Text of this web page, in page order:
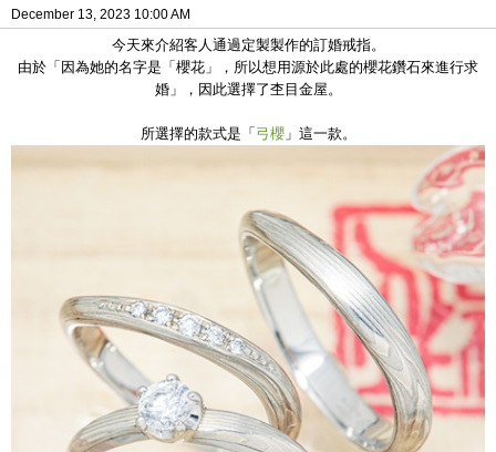
December 13, 2023 10:00 AM
今天來介紹客人通過定製製作的訂婚戒指。
由於「因為她的名字是「櫻花」，所以想用源於此處的櫻花鑽石來進行求
婚」，因此選擇了杢目金屋。
所選擇的款式是「 弓櫻」這一款。